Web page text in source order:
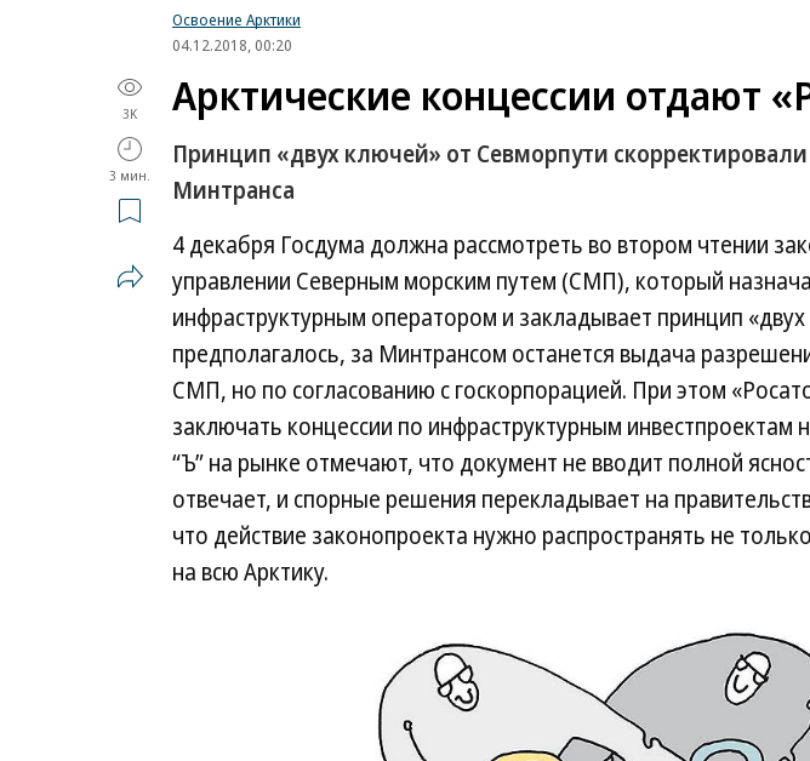
Освоение Арктики
04.12.2018, 00:20
3K
3 мин.
Арктические концессии отдают
Принцип «двух ключей» от Севморпути скорректировали
Минтранса
4 декабря Госдума должна рассмотреть во втором чтении
управлении Северным морским путем (СМП), который
инфраструктурным оператором и закладывает принцип
предполагалось, за Минтрансом останется выдача
СМП, но по согласованию с госкорпорацией. При этом
заключать концессии по инфраструктурным
“Ъ” на рынке отмечают, что документ не вводит полной
отвечает, и спорные решения перекладывает на
что действие законопроекта нужно распространять не
на всю Арктику.